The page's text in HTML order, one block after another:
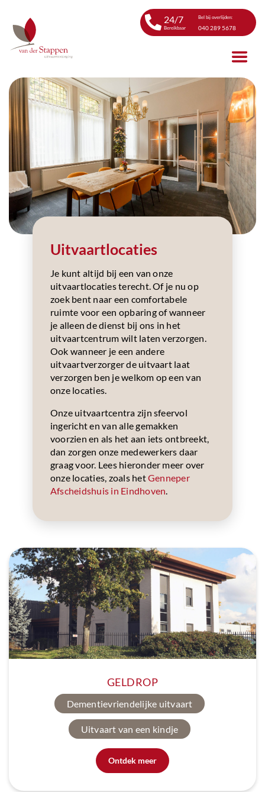
24/7
Bereikbaar
Bel bij overlijden:
040 289 5678
Uitvaartlocaties
Je kunt altijd bij een van onze
uitvaartlocaties terecht. Of je nu op
zoek bent naar een comfortabele
ruimte voor een opbaring of wanneer
je alleen de dienst bij ons in het
uitvaartcentrum wilt laten verzorgen.
Ook wanneer je een andere
uitvaartverzorger de uitvaart laat
verzorgen ben je welkom op een van
onze locaties.
Onze uitvaartcentra zijn sfeervol
ingericht en van alle gemakken
voorzien en als het aan iets ontbreekt,
dan zorgen onze medewerkers daar
graag voor. Lees hieronder meer over
onze locaties, zoals hetGenneper
Afscheidshuis in Eindhoven.
GELDROP
Dementievriendelijke uitvaart
Uitvaart van een kindje
Ontdek meer